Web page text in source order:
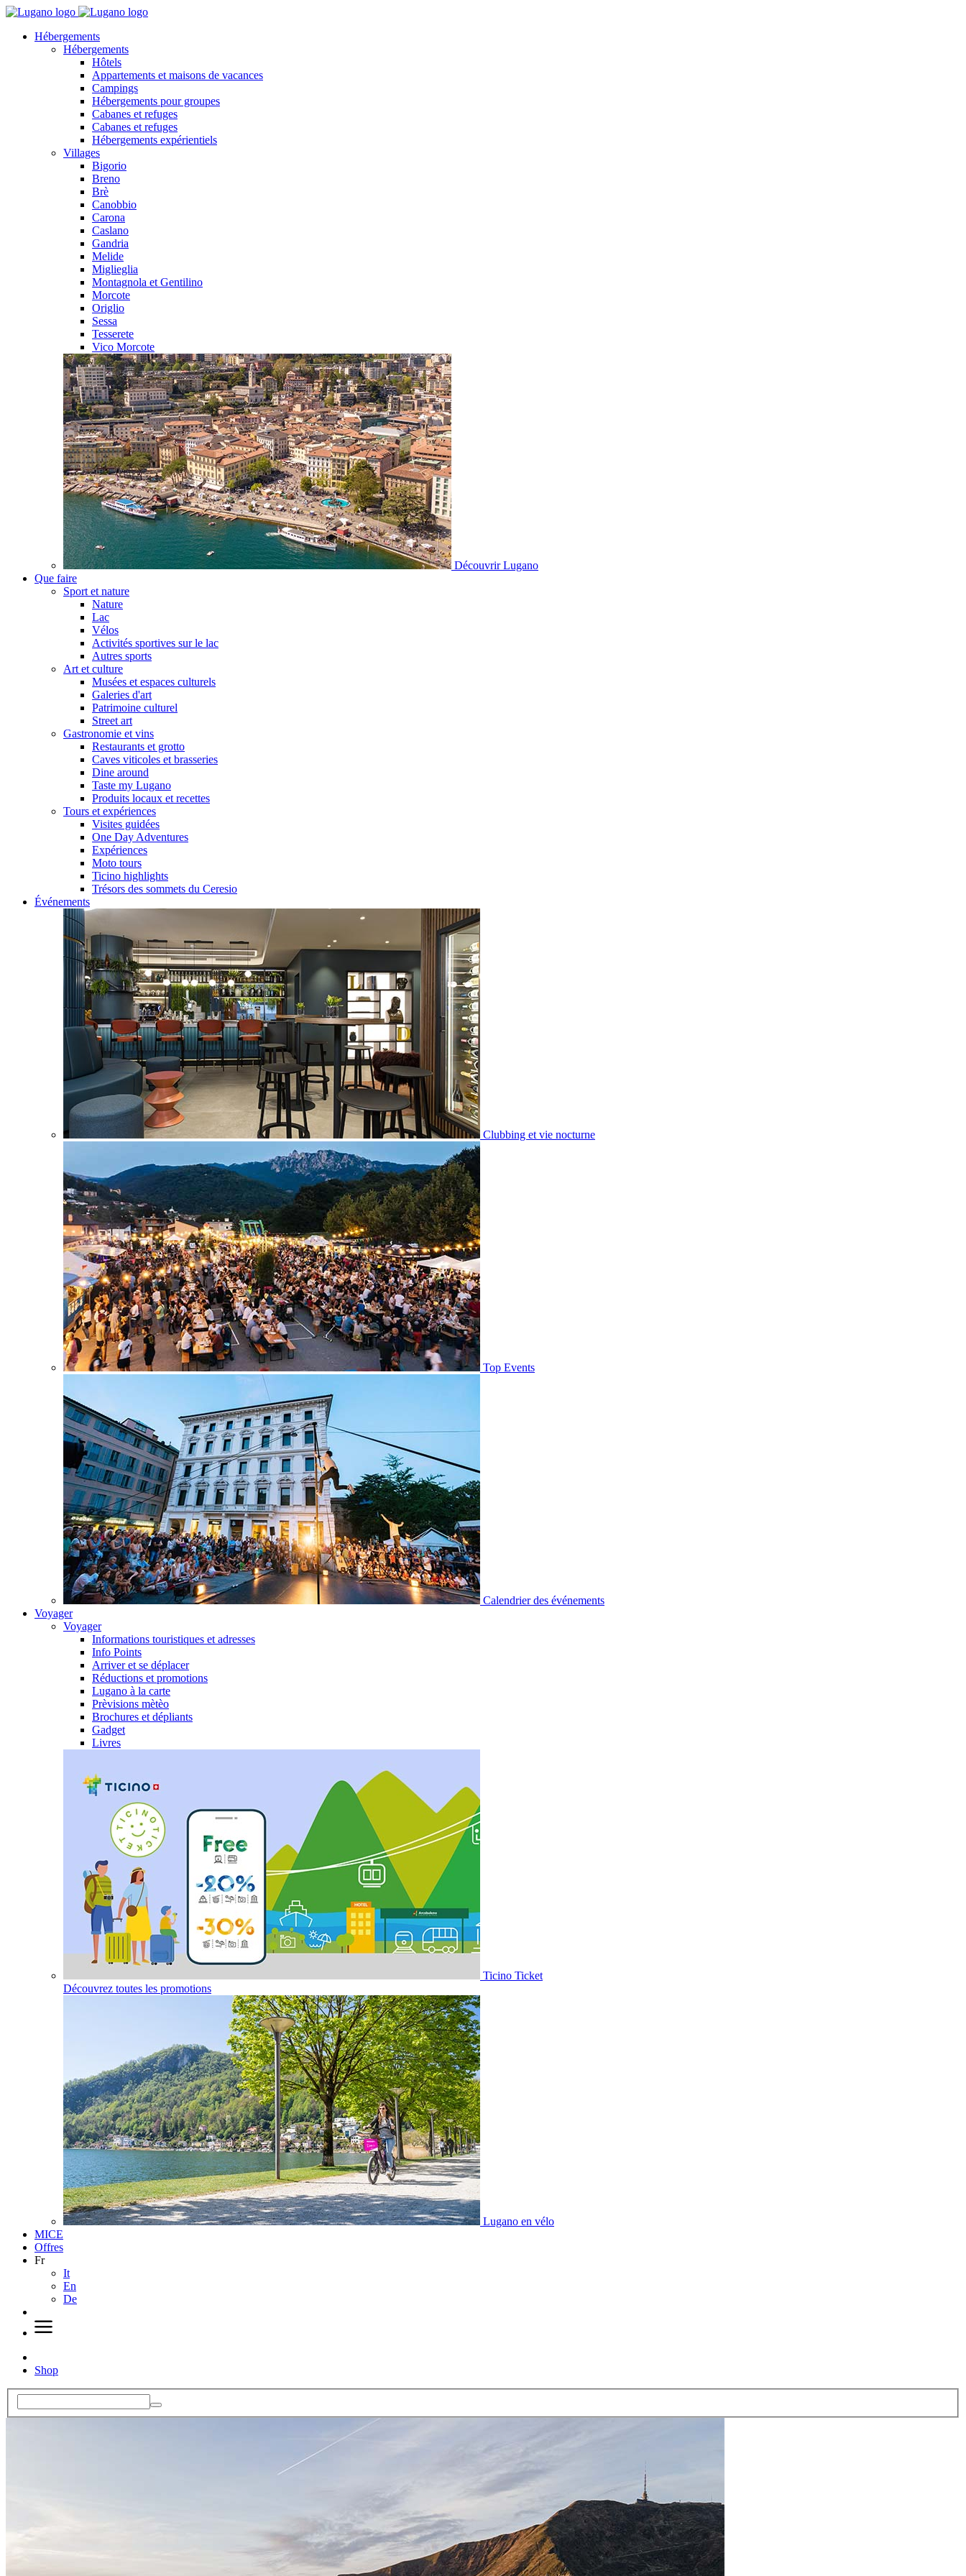
Hébergements
Hébergements
Hôtels
Appartements et maisons de vacances
Campings
Hébergements pour groupes
Cabanes et refuges
Cabanes et refuges
Hébergements expérientiels
Villages
Bigorio
Breno
Brè
Canobbio
Carona
Caslano
Gandria
Melide
Miglieglia
Montagnola et Gentilino
Morcote
Origlio
Sessa
Tesserete
Vico Morcote
Découvrir Lugano
Que faire
Sport et nature
Nature
Lac
Vélos
Activités sportives sur le lac
Autres sports
Art et culture
Musées et espaces culturels
Galeries d'art
Patrimoine culturel
Street art
Gastronomie et vins
Restaurants et grotto
Caves viticoles et brasseries
Dine around
Taste my Lugano
Produits locaux et recettes
Tours et expériences
Visites guidées
One Day Adventures
Expériences
Moto tours
Ticino highlights
Trésors des sommets du Ceresio
Événements
Clubbing et vie nocturne
Top Events
Calendrier des événements
Voyager
Voyager
Informations touristiques et adresses
Info Points
Arriver et se déplacer
Réductions et promotions
Lugano à la carte
Prèvisions mètèo
Brochures et dépliants
Gadget
Livres
Ticino Ticket
Découvrez toutes les promotions
Lugano en vélo
MICE
Offres
Fr
It
En
De
Shop